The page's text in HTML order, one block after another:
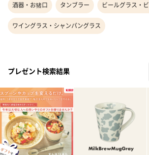
酒器・お猪口 タンブラー ビールグラス・
ワイングラス・シャンパングラス
プレゼント検索結果